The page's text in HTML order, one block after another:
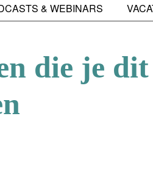
& WEBINARS
die je dit